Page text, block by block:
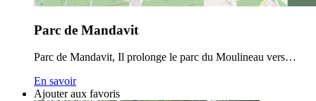
Parc de Mandavit
Parc de Mandavit, Il prolonge le parc du Moulineau vers…
En savoir
Ajouter aux favoris